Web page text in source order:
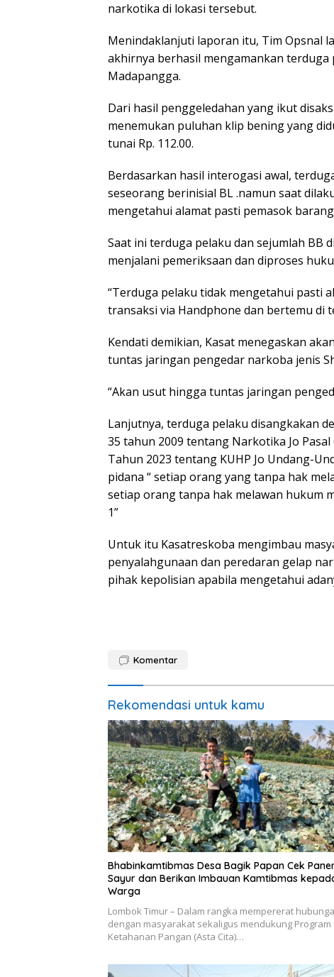
narkotika di lokasi tersebut.
Menindaklanjuti laporan itu, Tim Opsnal
akhirnya berhasil mengamankan terduga
Madapangga.
Dari hasil penggeledahan yang ikut
menemukan puluhan klip bening yang
tunai Rp. 112.00.
Berdasarkan hasil interogasi awal,
seseorang berinisial BL .namun saat
mengetahui alamat pasti pemasok
Saat ini terduga pelaku dan sejumlah BB
menjalani pemeriksaan dan diproses
“Terduga pelaku tidak mengetahui pasti
transaksi via Handphone dan bertemu di
Kendati demikian, Kasat menegaskan
tuntas jaringan pengedar narkoba jenis
“Akan usut hingga tuntas jaringan
Lanjutnya, terduga pelaku disangkakan
35 tahun 2009 tentang Narkotika Jo
Tahun 2023 tentang KUHP Jo Undang-
pidana “ setiap orang yang tanpa hak
setiap orang tanpa hak melawan hukum
1”
Untuk itu Kasatreskoba mengimbau
penyalahgunaan dan peredaran gelap
pihak kepolisian apabila mengetahui
Komentar
Rekomendasi untuk kamu
Bhabinkamtibmas Desa Bagik Papan Cek
Sayur dan Berikan Imbauan Kamtibmas
Warga
Lombok Timur – Dalam rangka mempererat
dengan masyarakat sekaligus mendukung Program
Ketahanan Pangan (Asta Cita)…